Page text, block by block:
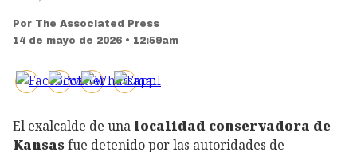
Por The Associated Press
14 de mayo de 2026 • 12:59am
El exalcalde de una localidad conservadora de
Kansas fue detenido por las autoridades de